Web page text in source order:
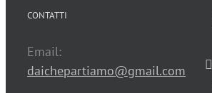
CONTATTI
Email:
daichepartiamo@gmail.com